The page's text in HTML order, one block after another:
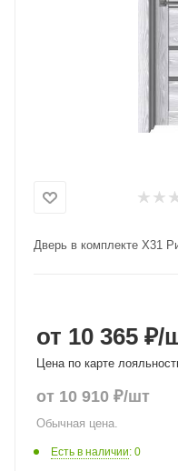
Дверь в комплекте X31
от 10 365 ₽/
Цена по карте
от 10 910 ₽/шт
Обычная цена.
Есть в наличии: 0
Добавляйте
Оплачивайте
% картой
Получайте
Подробнее
об оплате Плайтом